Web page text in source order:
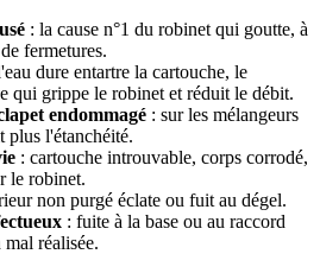
: la cause n°1 du robinet qui goutte, à
fermetures.
dure entartre la cartouche, le
qui grippe le robinet et réduit le débit.
endommagé : sur les mélangeurs
plus l'étanchéité.
: cartouche introuvable, corps corrodé,
le robinet.
non purgé éclate ou fuit au dégel.
: fuite à la base ou au raccord
réalisée.